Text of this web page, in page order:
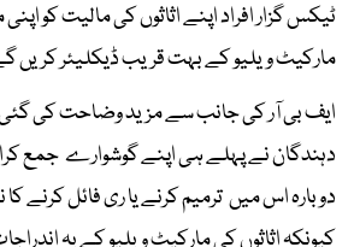
ٹیکس گزار افراد اپنے اثاثوں کی مالیت کو
مارکیٹ ویلیو کے بہت قریب ڈیکلیئر کریں
ایف بی آر کی جانب سے مزید وضاحت کی
دہندگان نے پہلے ہی اپنے گوشوارے جمع
دوبارہ اس میں ترمیم کرنے یا ری فائل کرنے کا
کیونکہ اثاثوں کی مارکیٹ ویلیو کے یہ